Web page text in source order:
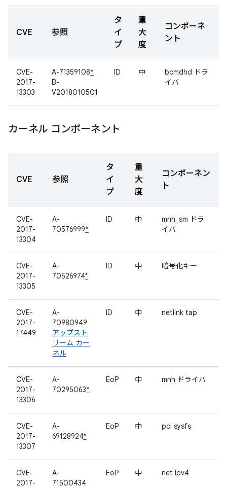
CVE 参照
タ
イ
プ
重
大
度
コンポーネ
ント
CVE-
2017-
13303
A-71359108*
B-
V2018010501
ID 中
bcmdhd ドラ
イバ
カーネル コンポーネント
CVE 参照
タ
イ
プ
重
大
度
コンポーネン
ト
CVE-
2017-
13304
A-
70576999*
ID 中
mnh_sm ドラ
イバ
CVE-
2017-
13305
A-
70526974*
ID 中 暗号化キー
CVE-
2017-
17449
A-
70980949
アップスト
リーム カー
ネル
ID 中 netlink tap
CVE-
2017-
13306
A-
70295063*
EoP 中 mnh ドライバ
CVE-
2017-
13307
A-
69128924*
EoP 中 pci sysfs
CVE-
2017-
A-
71500434
EoP 中 net ipv4